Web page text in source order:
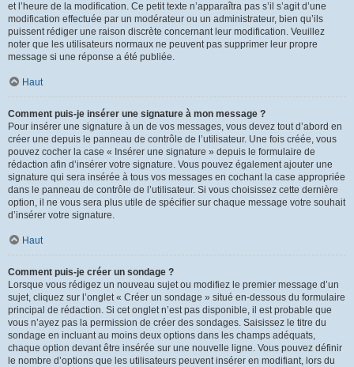
et l’heure de la modification. Ce petit texte n’apparaîtra pas s’il s’agit d’une
modification effectuée par un modérateur ou un administrateur, bien qu’ils
puissent rédiger une raison discrète concernant leur modification. Veuillez
noter que les utilisateurs normaux ne peuvent pas supprimer leur propre
message si une réponse a été publiée.
Haut
Comment puis-je insérer une signature à mon message ?
Pour insérer une signature à un de vos messages, vous devez tout d’abord en
créer une depuis le panneau de contrôle de l’utilisateur. Une fois créée, vous
pouvez cocher la case « Insérer une signature » depuis le formulaire de
rédaction afin d’insérer votre signature. Vous pouvez également ajouter une
signature qui sera insérée à tous vos messages en cochant la case appropriée
dans le panneau de contrôle de l’utilisateur. Si vous choisissez cette dernière
option, il ne vous sera plus utile de spécifier sur chaque message votre souhait
d’insérer votre signature.
Haut
Comment puis-je créer un sondage ?
Lorsque vous rédigez un nouveau sujet ou modifiez le premier message d’un
sujet, cliquez sur l’onglet « Créer un sondage » situé en-dessous du formulaire
principal de rédaction. Si cet onglet n’est pas disponible, il est probable que
vous n’ayez pas la permission de créer des sondages. Saisissez le titre du
sondage en incluant au moins deux options dans les champs adéquats,
chaque option devant être insérée sur une nouvelle ligne. Vous pouvez définir
le nombre d’options que les utilisateurs peuvent insérer en modifiant, lors du